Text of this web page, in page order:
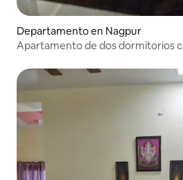
Departamento en Nagpur
Apartamento de dos dormitorios